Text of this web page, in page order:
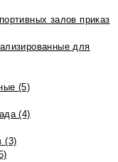
залов приказ
для
(5)
(4)
(3)